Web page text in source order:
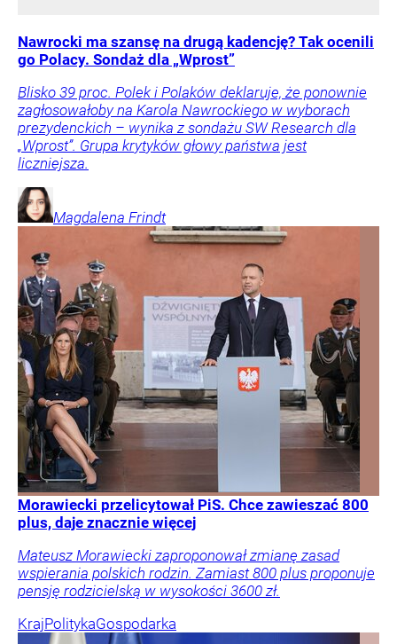
Nawrocki ma szansę na drugą kadencję? Tak ocenili
go Polacy. Sondaż dla „Wprost”
Blisko 39 proc. Polek i Polaków deklaruje, że ponownie
zagłosowałoby na Karola Nawrockiego w wyborach
prezydenckich – wynika z sondażu SW Research dla
„Wprost”. Grupa krytyków głowy państwa jest
liczniejsza.
Magdalena Frindt
Morawiecki przelicytował PiS. Chce zawieszać 800
plus, daje znacznie więcej
Mateusz Morawiecki zaproponował zmianę zasad
wspierania polskich rodzin. Zamiast 800 plus proponuje
pensję rodzicielską w wysokości 3600 zł.
KrajPolitykaGospodarka